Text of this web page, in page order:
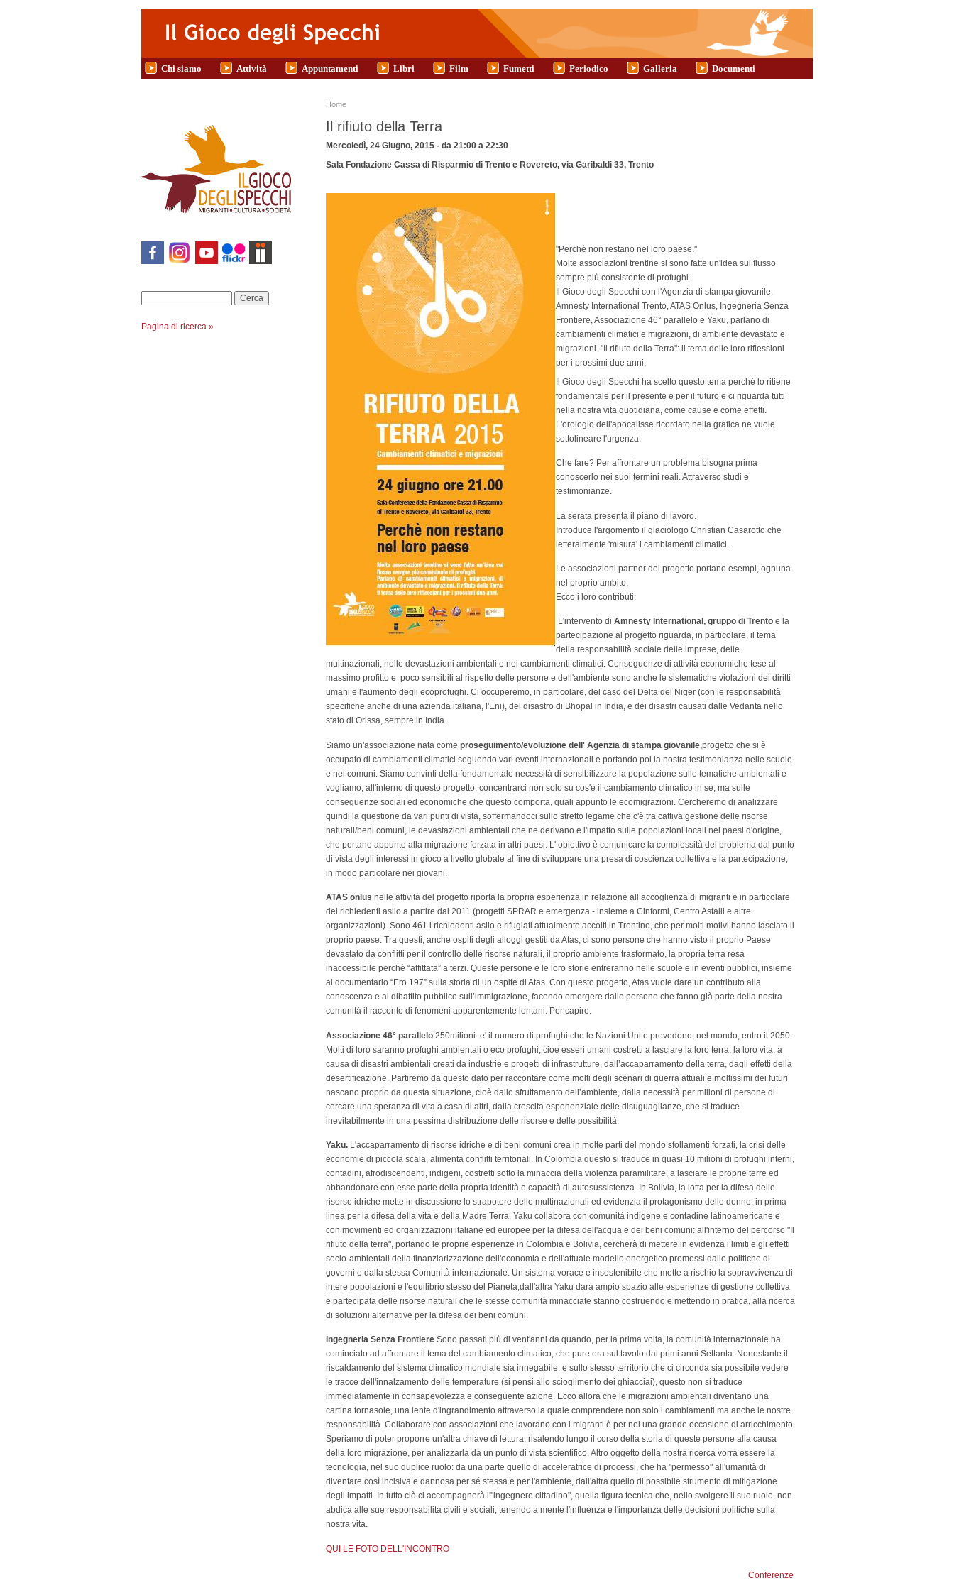
Chi siamo Attività Appuntamenti Libri Film Fumetti Periodico Galleria Documenti
Pagina di ricerca »
Tu sei qui
Home
Il rifiuto della Terra
Mercoledì, 24 Giugno, 2015 - da 21:00 a 22:30
Sala Fondazione Cassa di Risparmio di Trento e Rovereto, via Garibaldi 33, Trento
"Perchè non restano nel loro paese."
Molte associazioni trentine si sono fatte un'idea sul flusso
sempre più consistente di profughi.
Il Gioco degli Specchi con l'Agenzia di stampa giovanile,
Amnesty International Trento, ATAS Onlus, Ingegneria Senza
Frontiere, Associazione 46° parallelo e Yaku, parlano di
cambiamenti climatici e migrazioni, di ambiente devastato e
migrazioni. "Il rifiuto della Terra": il tema delle loro riflessioni
per i prossimi due anni.
Il Gioco degli Specchi ha scelto questo tema perché lo ritiene
fondamentale per il presente e per il futuro e ci riguarda tutti
nella nostra vita quotidiana, come cause e come effetti.
L'orologio dell'apocalisse ricordato nella grafica ne vuole
sottolineare l'urgenza.
Che fare? Per affrontare un problema bisogna prima
conoscerlo nei suoi termini reali. Attraverso studi e
testimonianze.
La serata presenta il piano di lavoro.
Introduce l'argomento il glaciologo Christian Casarotto che
letteralmente 'misura' i cambiamenti climatici.
Le associazioni partner del progetto portano esempi, ognuna
nel proprio ambito.
Ecco i loro contributi:
L'intervento di Amnesty International, gruppo di Trento e la
partecipazione al progetto riguarda, in particolare, il tema
della responsabilità sociale delle imprese, delle
multinazionali, nelle devastazioni ambientali e nei cambiamenti climatici. Conseguenze di attività economiche tese al
massimo profitto e poco sensibili al rispetto delle persone e dell'ambiente sono anche le sistematiche violazioni dei diritti
umani e l'aumento degli ecoprofughi. Ci occuperemo, in particolare, del caso del Delta del Niger (con le responsabilità
specifiche anche di una azienda italiana, l'Eni), del disastro di Bhopal in India, e dei disastri causati dalle Vedanta nello
stato di Orissa, sempre in India.
Siamo un'associazione nata come proseguimento/evoluzione dell' Agenzia di stampa giovanile,progetto che si è
occupato di cambiamenti climatici seguendo vari eventi internazionali e portando poi la nostra testimonianza nelle scuole
e nei comuni. Siamo convinti della fondamentale necessità di sensibilizzare la popolazione sulle tematiche ambientali e
vogliamo, all'interno di questo progetto, concentrarci non solo su cos'è il cambiamento climatico in sè, ma sulle
conseguenze sociali ed economiche che questo comporta, quali appunto le ecomigrazioni. Cercheremo di analizzare
quindi la questione da vari punti di vista, soffermandoci sullo stretto legame che c'è tra cattiva gestione delle risorse
naturali/beni comuni, le devastazioni ambientali che ne derivano e l'impatto sulle popolazioni locali nei paesi d'origine,
che portano appunto alla migrazione forzata in altri paesi. L' obiettivo è comunicare la complessità del problema dal punto
di vista degli interessi in gioco a livello globale al fine di sviluppare una presa di coscienza collettiva e la partecipazione,
in modo particolare nei giovani.
ATAS onlus nelle attività del progetto riporta la propria esperienza in relazione all’accoglienza di migranti e in particolare
dei richiedenti asilo a partire dal 2011 (progetti SPRAR e emergenza - insieme a Cinformi, Centro Astalli e altre
organizzazioni). Sono 461 i richiedenti asilo e rifugiati attualmente accolti in Trentino, che per molti motivi hanno lasciato il
proprio paese. Tra questi, anche ospiti degli alloggi gestiti da Atas, ci sono persone che hanno visto il proprio Paese
devastato da conflitti per il controllo delle risorse naturali, il proprio ambiente trasformato, la propria terra resa
inaccessibile perchè “affittata” a terzi. Queste persone e le loro storie entreranno nelle scuole e in eventi pubblici, insieme
al documentario “Ero 197” sulla storia di un ospite di Atas. Con questo progetto, Atas vuole dare un contributo alla
conoscenza e al dibattito pubblico sull’immigrazione, facendo emergere dalle persone che fanno già parte della nostra
comunità il racconto di fenomeni apparentemente lontani. Per capire.
Associazione 46° parallelo 250milioni: e' il numero di profughi che le Nazioni Unite prevedono, nel mondo, entro il 2050.
Molti di loro saranno profughi ambientali o eco profughi, cioè esseri umani costretti a lasciare la loro terra, la loro vita, a
causa di disastri ambientali creati da industrie e progetti di infrastrutture, dall’accaparramento della terra, dagli effetti della
desertificazione. Partiremo da questo dato per raccontare come molti degli scenari di guerra attuali e moltissimi dei futuri
nascano proprio da questa situazione, cioè dallo sfruttamento dell’ambiente, dalla necessità per milioni di persone di
cercare una speranza di vita a casa di altri, dalla crescita esponenziale delle disuguaglianze, che si traduce
inevitabilmente in una pessima distribuzione delle risorse e delle possibilità.
Yaku. L'accaparramento di risorse idriche e di beni comuni crea in molte parti del mondo sfollamenti forzati, la crisi delle
economie di piccola scala, alimenta conflitti territoriali. In Colombia questo si traduce in quasi 10 milioni di profughi interni,
contadini, afrodiscendenti, indigeni, costretti sotto la minaccia della violenza paramilitare, a lasciare le proprie terre ed
abbandonare con esse parte della propria identità e capacità di autosussistenza. In Bolivia, la lotta per la difesa delle
risorse idriche mette in discussione lo strapotere delle multinazionali ed evidenzia il protagonismo delle donne, in prima
linea per la difesa della vita e della Madre Terra. Yaku collabora con comunità indigene e contadine latinoamericane e
con movimenti ed organizzazioni italiane ed europee per la difesa dell'acqua e dei beni comuni: all'interno del percorso "Il
rifiuto della terra", portando le proprie esperienze in Colombia e Bolivia, cercherà di mettere in evidenza i limiti e gli effetti
socio-ambientali della finanziarizzazione dell'economia e dell'attuale modello energetico promossi dalle politiche di
governi e dalla stessa Comunità internazionale. Un sistema vorace e insostenibile che mette a rischio la sopravvivenza di
intere popolazioni e l'equilibrio stesso del Pianeta;dall'altra Yaku darà ampio spazio alle esperienze di gestione collettiva
e partecipata delle risorse naturali che le stesse comunità minacciate stanno costruendo e mettendo in pratica, alla ricerca
di soluzioni alternative per la difesa dei beni comuni.
Ingegneria Senza Frontiere Sono passati più di vent'anni da quando, per la prima volta, la comunità internazionale ha
cominciato ad affrontare il tema del cambiamento climatico, che pure era sul tavolo dai primi anni Settanta. Nonostante il
riscaldamento del sistema climatico mondiale sia innegabile, e sullo stesso territorio che ci circonda sia possibile vedere
le tracce dell'innalzamento delle temperature (si pensi allo scioglimento dei ghiacciai), questo non si traduce
immediatamente in consapevolezza e conseguente azione. Ecco allora che le migrazioni ambientali diventano una
cartina tornasole, una lente d'ingrandimento attraverso la quale comprendere non solo i cambiamenti ma anche le nostre
responsabilità. Collaborare con associazioni che lavorano con i migranti è per noi una grande occasione di arricchimento.
Speriamo di poter proporre un'altra chiave di lettura, risalendo lungo il corso della storia di queste persone alla causa
della loro migrazione, per analizzarla da un punto di vista scientifico. Altro oggetto della nostra ricerca vorrà essere la
tecnologia, nel suo duplice ruolo: da una parte quello di acceleratrice di processi, che ha "permesso" all'umanità di
diventare così incisiva e dannosa per sé stessa e per l'ambiente, dall'altra quello di possibile strumento di mitigazione
degli impatti. In tutto ciò ci accompagnerà l'"ingegnere cittadino", quella figura tecnica che, nello svolgere il suo ruolo, non
abdica alle sue responsabilità civili e sociali, tenendo a mente l'influenza e l'importanza delle decisioni politiche sulla
nostra vita.
QUI LE FOTO DELL'INCONTRO
Conferenze